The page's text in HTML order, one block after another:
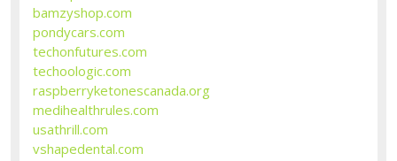
bamzyshop.com
pondycars.com
techonfutures.com
techoologic.com
raspberryketonescanada.org
medihealthrules.com
usathrill.com
vshapedental.com